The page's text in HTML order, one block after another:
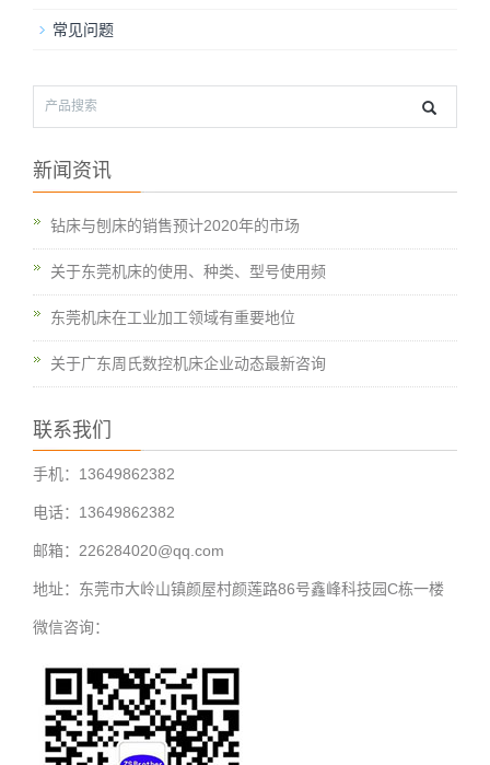
常见问题
新闻资讯
钻床与刨床的销售预计2020年的市场
关于东莞机床的使用、种类、型号使用频
东莞机床在工业加工领域有重要地位
关于广东周氏数控机床企业动态最新咨询
联系我们
手机：13649862382
电话：13649862382
邮箱：226284020@qq.com
地址：东莞市大岭山镇颜屋村颜莲路86号鑫峰科技园C栋一楼
微信咨询：